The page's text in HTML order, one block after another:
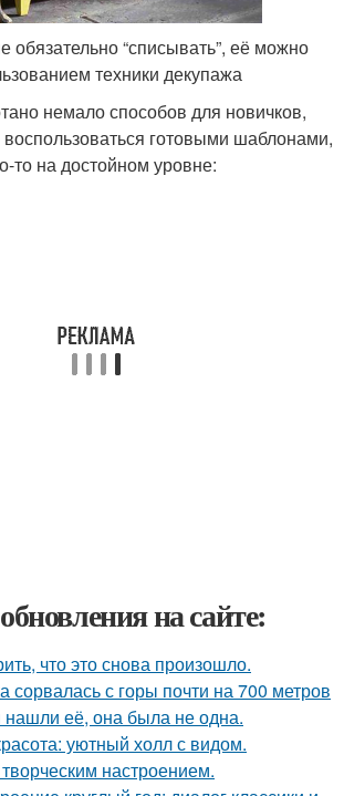
обязательно “списывать”, её можно
техники декупажа
немало способов для новичков,
воспользоваться готовыми шаблонами,
то на достойном уровне:
на сайте:
что это снова произошло.
сорвалась с горы почти на 700 метров
нашли её, она была не одна.
уютный холл с видом.
настроением.